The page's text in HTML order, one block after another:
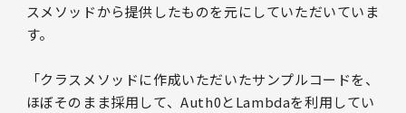
スメソッドから提供したものを元にしていただいていま
す。
「クラスメソッドに作成いただいたサンプルコードを、
ほぼそのまま採用して、Auth0とLambdaを利用してい